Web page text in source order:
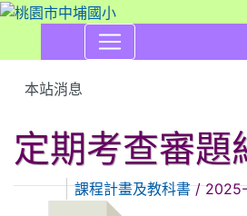
本站消息
定期考查審題
課程計畫及教科書/ 2025-